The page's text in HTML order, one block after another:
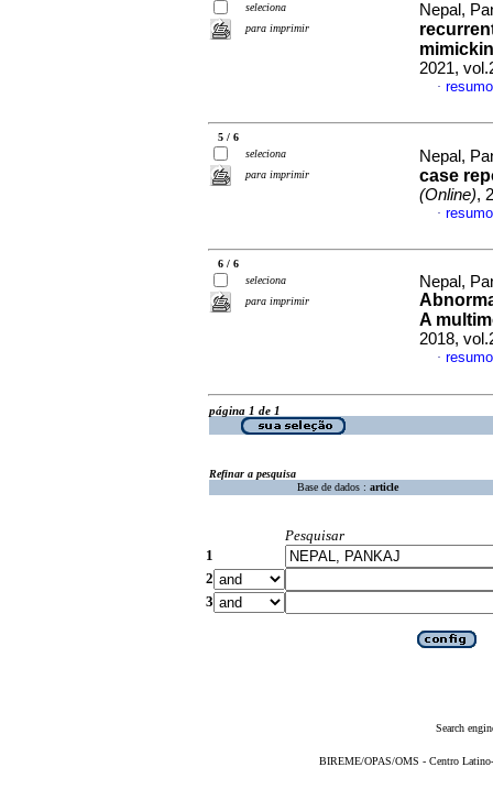
seleciona
para imprimir
Nepal,
2021,
·
5 / 6
seleciona
para imprimir
Nepal,
case
(Online),
·
6 / 6
seleciona
para imprimir
Nepal,
A
2018,
·
página 1 de 1
Refinar a pesquisa
Base de dados : article
Pesquisar
1
2
3
Search
BIREME/OPAS/OMS - Centro Latino-